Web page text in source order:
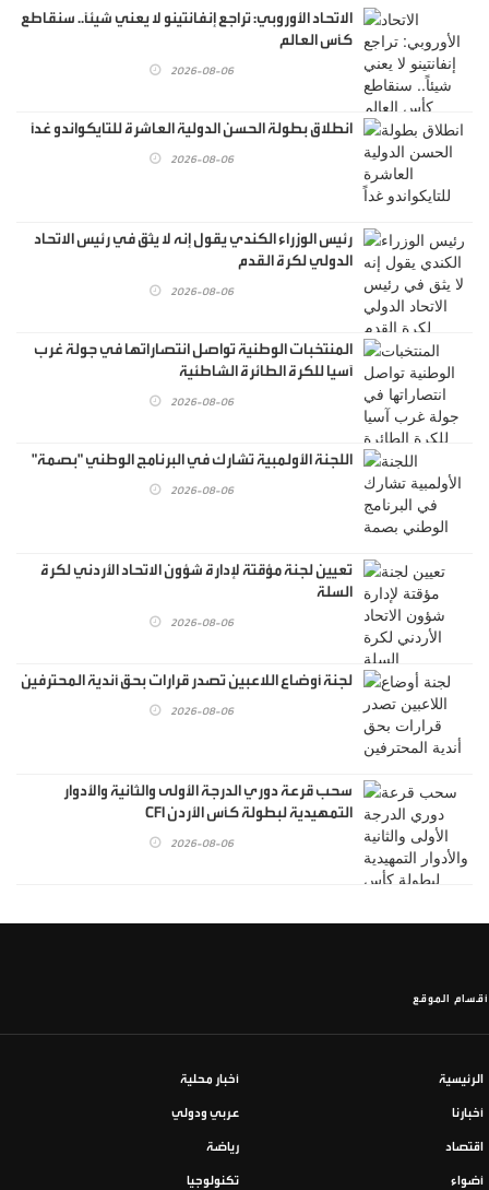
الاتحاد الأوروبي: تراجع إنفانتينو لا يعني شيئاً.. سنقاطع
كأس العالم
2026-08-06
انطلاق بطولة الحسن الدولية العاشرة للتايكواندو غداً
2026-08-06
رئيس الوزراء الكندي يقول إنه لا يثق في رئيس الاتحاد
الدولي لكرة القدم
2026-08-06
المنتخبات الوطنية تواصل انتصاراتها في جولة غرب
آسيا للكرة الطائرة الشاطئية
2026-08-06
اللجنة الأولمبية تشارك في البرنامج الوطني "بصمة"
2026-08-06
تعيين لجنة مؤقتة لإدارة شؤون الاتحاد الأردني لكرة
السلة
2026-08-06
لجنة أوضاع اللاعبين تصدر قرارات بحق أندية المحترفين
2026-08-06
سحب قرعة دوري الدرجة الأولى والثانية والأدوار
التمهيدية لبطولة كأس الأردن CFI
2026-08-06
أقسام الموقع
الرئيسية أخبار محلية
أخبارنا عربي ودولي
اقتصاد رياضة
أضواء تكنولوجيا